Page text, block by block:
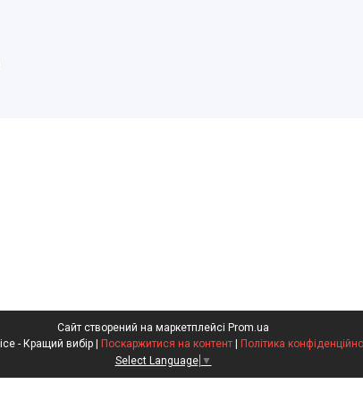
Сайт створений на маркетплейсі Prom.ua
Поскаржитися на контент
Політика
Select Language ▼